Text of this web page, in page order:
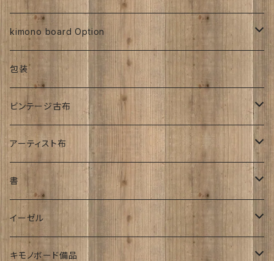
京友禅
銘仙
京友禅
金彩加工
大正着物｜古布
子供
ビンテージ古布
ろうけつ染め
紬
手書き染め
昭和初期着物
昭和中期着物
平成着物
アンティーク
刺繍入り
帯
ち江すさん
銘仙
太山寺SELECT ／ 珈琲＆amp;焼き菓子セット
大正着物
人絹
その他
270角
オーダーサイズ
kimono board Option
正絹
人絹
その他
包装
ビンテージ古布
明治時代
大正時代
昭和初期S25年前
お花
アーティスト布
工房チリントゥさん
ち江すさん
詩入り
沖縄：カタチキ
書
伊藤瑞賢氏
雑誌
イーゼル
27ｃｍサイズから上
キモノボード備品